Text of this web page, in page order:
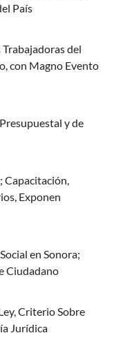
País
Trabajadoras del
con Magno Evento
y de
Capacitación,
Exponen
en Sonora;
Ciudadano
Criterio Sobre
Jurídica